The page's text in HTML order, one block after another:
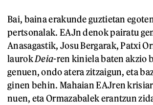
Bai, baina erakunde guztietan
pertsonalak. EAJn denok pairatu
Anasagastik, Josu Bergarak, Patxi
laurokDeia-ren kiniela baten akzio
genuen, ondo atera zitzaigun, eta
ginen behin. Mahaian EAJren
nuen, eta Ormazabalek erantzun